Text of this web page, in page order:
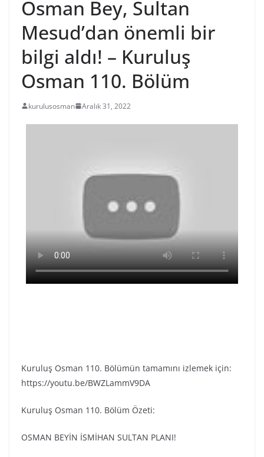
Osman Bey, Sultan
Mesud’dan önemli bir
bilgi aldı! – Kuruluş
Osman 110. Bölüm
kurulusosman Aralık 31, 2022
Kuruluş Osman 110. Bölümün tamamını izlemek için:
https://youtu.be/BWZLammV9DA
Kuruluş Osman 110. Bölüm Özeti:
OSMAN BEYİN İSMİHAN SULTAN PLANI!